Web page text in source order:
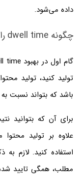
داده می‌شود.
چگونه dwell time را بهبود دهیم
تولید کنید، تولید
باشد که بتواند نسبت
برای آن که بتوانید
علاوه بر تولید
استفاده کنید. لازم